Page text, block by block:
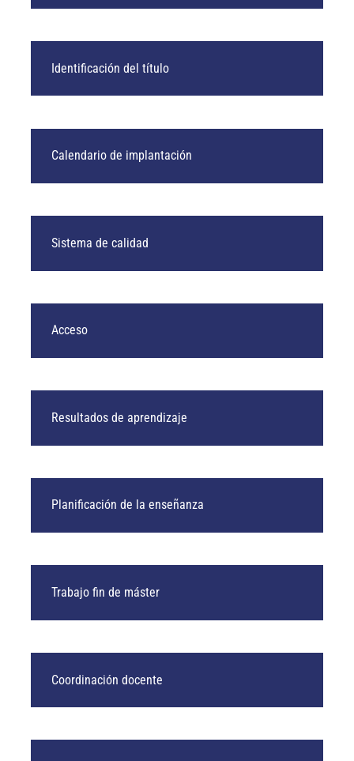
Identificación del título
Calendario de implantación
Sistema de calidad
Acceso
Resultados de aprendizaje
Planificación de la enseñanza
Trabajo fin de máster
Coordinación docente